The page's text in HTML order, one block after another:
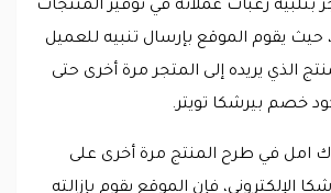
بتلبية رغبات عملائه في توفير المنتجات
حيث يقوم الموقع بإرسال تنبيه للعميل
الذي يريده إلى المتجر مرة أخرى حتى
خصم بيرشكا تويتر.
امل في طرح المنتج مرة أخرى على
الإلكتروني، فإن الموقع يقوم بإزالته